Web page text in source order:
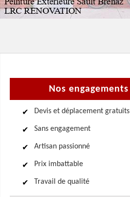
Nos engagements
Devis et déplacement gratuits
Sans engagement
Artisan passionné
Prix imbattable
Travail de qualité